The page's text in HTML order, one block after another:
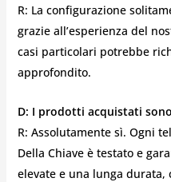
R: La configurazione
grazie all’esperienza del
casi particolari potrebbe
approfondito.
D: I prodotti acquistati
R: Assolutamente sì. Ogni
Della Chiave è testato e
elevate e una lunga